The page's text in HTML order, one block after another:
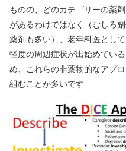
ものの、どのカテゴリーの薬
があるわけではなく（むしろ
薬剤も多い）、老年科医とし
軽度の周辺症状が出始めてい
め、これらの非薬物的なアプ
組むことが多いです